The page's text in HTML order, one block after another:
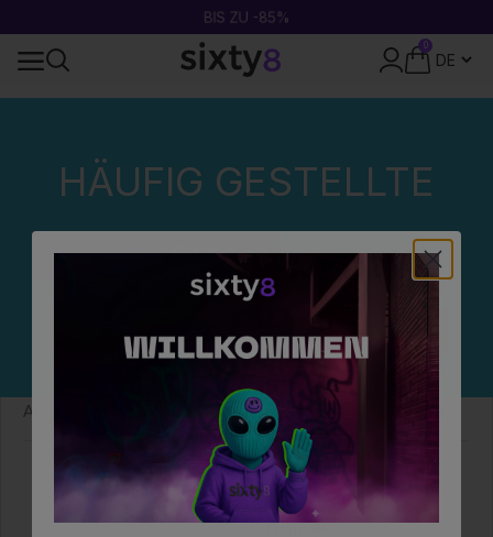
BIS ZU -85%
0
HÄUFIG GESTELLTE
FRAGEN
WELCHE KONZENTRATION SOLLTE MAN
Beginnen Sie mit einer niedrigen bis mittleren Konzentration
(5-10 %), um die Dosis schrittweise an Ihre Bedürfnisse
anzupassen. Hohe Konzentrationen sind erfahrenen
Anwendern oder therapeutischen Zwecken vorbehalten.
Sind Sie mit diesem Artikel zufrieden?
Nützlichkeit des Artikels: